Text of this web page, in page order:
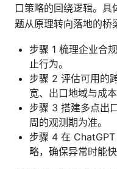
口策略的回绕逻辑。
题从原理转向落地的桥
步骤 1 梳理企业合
止行为。
步骤 2 评估可用的
宽、出口地域与成本
步骤 3 搭建多点出
周的观测期为准。
步骤 4 在
略，确保异常时能快